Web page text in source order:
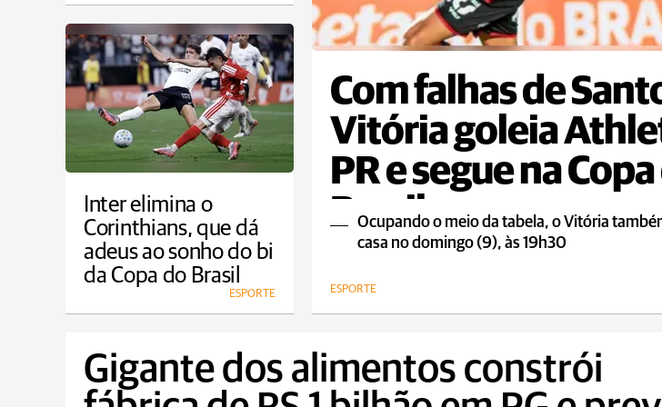
Com falhas de
Vitória goleia
PR e segue na
Brasil
Ocupando o meio da tabela, o Vitória
casa no domingo (9), às 19h30
ESPORTE
Inter elimina o
Corinthians, que dá
adeus ao sonho do bi
da Copa do Brasil
ESPORTE
Gigante dos alimentos constrói